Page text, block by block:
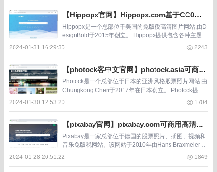
【Hippopx官网】Hippopx.com基于CC0协
议的免版权图库
Hippopx是一个总部位于美国的免版税高清图片网站,由D
esignBold于2015年创立。 Hippopx提供包含各种主题的
免版税商业照片供用户下载使用,图片类别包括人物、风
2024-01-31 16:29:35 2243
【photock客中文官网】photock.asia可商用
免费素材图片网站
Photock是一个总部位于日本的亚洲风格股票照片网站,由
Chungkong Chen于2017年在日本创立。 Photock提供
大量具有亚洰风情的高清图片供免费下载使用。其图片内
2024-01-30 12:53:20 1704
【pixabay官网】pixabay.com可商用高清图
片素材库
Pixabay是一家总部位于德国的股票照片、插图、视频和
音乐免版税网站。该网站于2010年由Hans Braxmeier和
Simon Steinberger创立。 Pixabay允许用户免费下载网
2024-01-28 20:51:22 1849